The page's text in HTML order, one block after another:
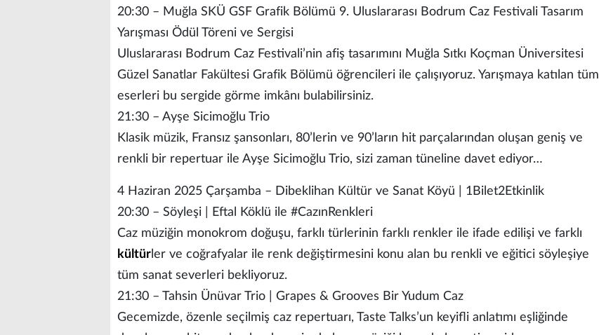
20:30 – Muğla SKÜ GSF Grafik Bölümü 9. Uluslararası Bodrum Caz Festivali Tasarım
Yarışması Ödül Töreni ve Sergisi
Uluslararası Bodrum Caz Festivali’nin afiş tasarımını Muğla Sıtkı Koçman Üniversitesi
Güzel Sanatlar Fakültesi Grafik Bölümü öğrencileri ile çalışıyoruz. Yarışmaya katılan tüm
eserleri bu sergide görme imkânı bulabilirsiniz.
21:30 – Ayşe Sicimoğlu Trio
Klasik müzik, Fransız şansonları, 80’lerin ve 90’ların hit parçalarından oluşan geniş ve
renkli bir repertuar ile Ayşe Sicimoğlu Trio, sizi zaman tüneline davet ediyor…
4 Haziran 2025 Çarşamba – Dibeklihan Kültür ve Sanat Köyü | 1Bilet2Etkinlik
20:30 – Söyleşi | Eftal Köklü ile #CazınRenkleri
Caz müziğin monokrom doğuşu, farklı türlerinin farklı renkler ile ifade edilişi ve farklı
kültür ler ve coğrafyalar ile renk değiştirmesini konu alan bu renkli ve eğitici söyleşiye
tüm sanat severleri bekliyoruz.
21:30 – Tahsin Ünüvar Trio | Grapes & Grooves Bir Yudum Caz
Gecemizde, özenle seçilmiş caz repertuarı, Taste Talks’un keyifli anlatımı eşliğinde